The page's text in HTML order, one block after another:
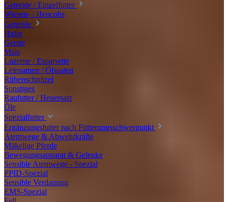
Getreide / Einzelfutter
Wiesen- / Heucobs
Getreide
Hafer
Gerste
Mais
Luzerne / Esparsette
Leinsamen / Ölsaaten
Rübenschnitzel
Sonstiges
Raufutter / Heuersatz
Öle
Spezialfutter
Ergänzungsfutter nach Fütterungsschwerpunkt
Atemwege & Abwehrkräfte
Mäkelige Pferde
Bewegungsapparat & Gelenke
Sensible Atemwege - Spezial
PPID-Spezial
Sensible Verdauung
EMS-Spezial